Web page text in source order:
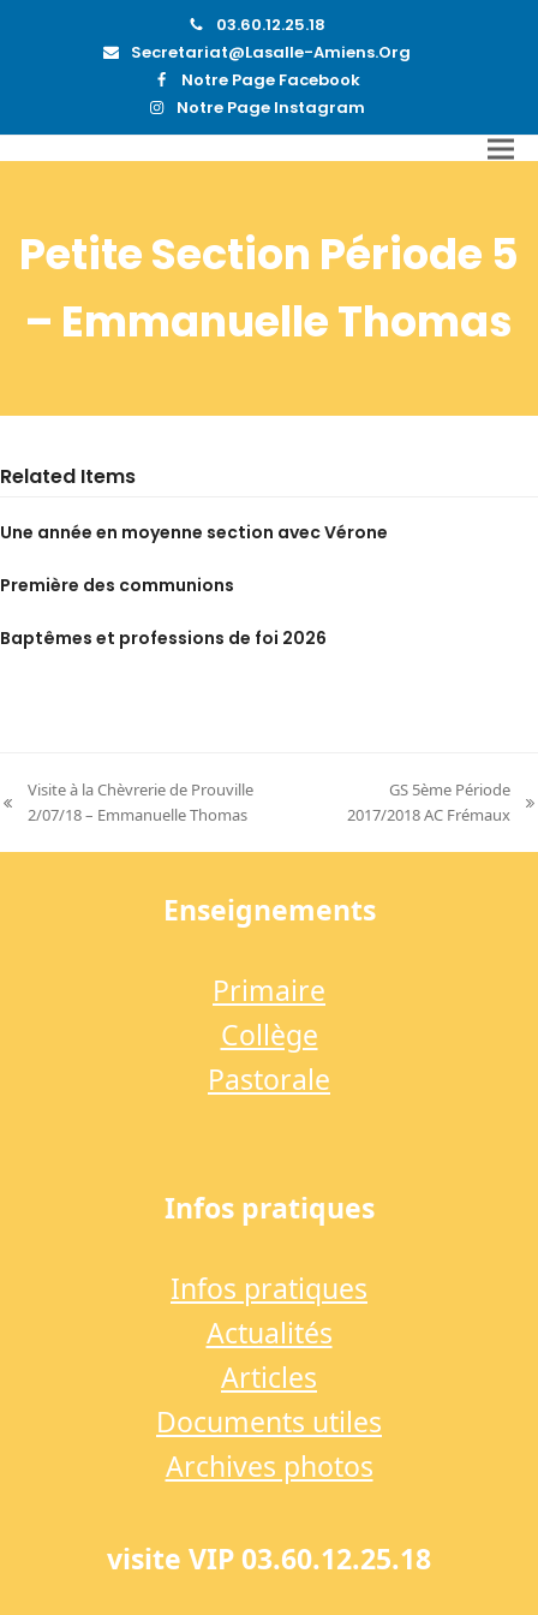
03.60.12.25.18
Secretariat@lasalle-Amiens.org
Notre Page Facebook
Notre Page Instagram
Petite Section Période 5
– Emmanuelle Thomas
Related Items
Une année en moyenne section avec Vérone
Première des communions
Baptêmes et professions de foi 2026
previous
Visite à la Chèvrerie de Prouville
2/07/18 – Emmanuelle Thomas
next
GS 5ème Période
2017/2018 AC Frémaux
Enseignements
Primaire
Collège
Pastorale
Infos pratiques
Infos pratiques
Actualités
Articles
Documents utiles
Archives photos
visite VIP 03.60.12.25.18